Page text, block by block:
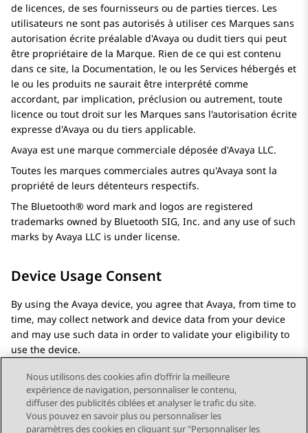
de licences, de ses fournisseurs ou de parties tierces. Les
utilisateurs ne sont pas autorisés à utiliser ces Marques sans
autorisation écrite préalable d'Avaya ou dudit tiers qui peut
être propriétaire de la Marque. Rien de ce qui est contenu
dans ce site, la Documentation, le ou les Services hébergés et
le ou les produits ne saurait être interprété comme
accordant, par implication, préclusion ou autrement, toute
licence ou tout droit sur les Marques sans l'autorisation écrite
expresse d'Avaya ou du tiers applicable.
Avaya est une marque commerciale déposée d'Avaya LLC.
Toutes les marques commerciales autres qu'Avaya sont la
propriété de leurs détenteurs respectifs.
The Bluetooth® word mark and logos are registered
trademarks owned by Bluetooth SIG, Inc. and any use of such
marks by Avaya LLC is under license.
Device Usage Consent
By using the Avaya device, you agree that Avaya, from time to
time, may collect network and device data from your device
and may use such data in order to validate your eligibility to
use the device.
Send Feedback
Nous utilisons des cookies afin d’offrir la meilleure
expérience de navigation, personnaliser le contenu,
diffuser des publicités ciblées et analyser le trafic du site.
Vous pouvez en savoir plus ou personnaliser les
paramètres des cookies en cliquant sur "Personnaliser les